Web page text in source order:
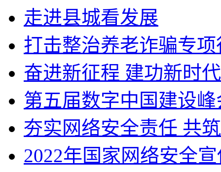
走进县城看发展
打击整治养老诈骗专项
奋进新征程 建功新时
第五届数字中国建设峰
夯实网络安全责任 共
2022年国家网络安全